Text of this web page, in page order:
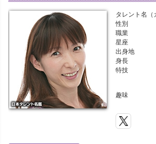
タレント名（
性別
職業
星座
出身地
身長
特技
趣味